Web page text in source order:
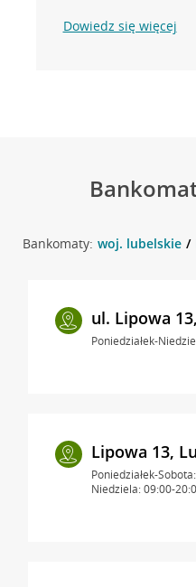
Dowiedz się więcej
Bankomaty: woj. lubelskie
ul. Lipowa
Poniedziałek-
Lipowa 13,
Poniedziałek-
Niedziela: 09:00-